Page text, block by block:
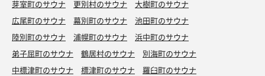
芽室町のサウナ
更別村のサウナ
大樹町のサウナ
広尾町のサウナ
幕別町のサウナ
池田町のサウナ
陸別町のサウナ
浦幌町のサウナ
浜中町のサウナ
弟子屈町のサウナ
鶴居村のサウナ
別海町のサウナ
中標津町のサウナ
標津町のサウナ
羅臼町のサウナ